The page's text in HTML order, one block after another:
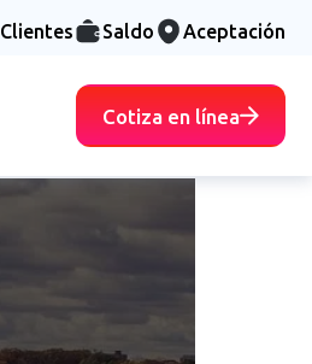
Clientes Saldo Aceptación
Cotiza en línea